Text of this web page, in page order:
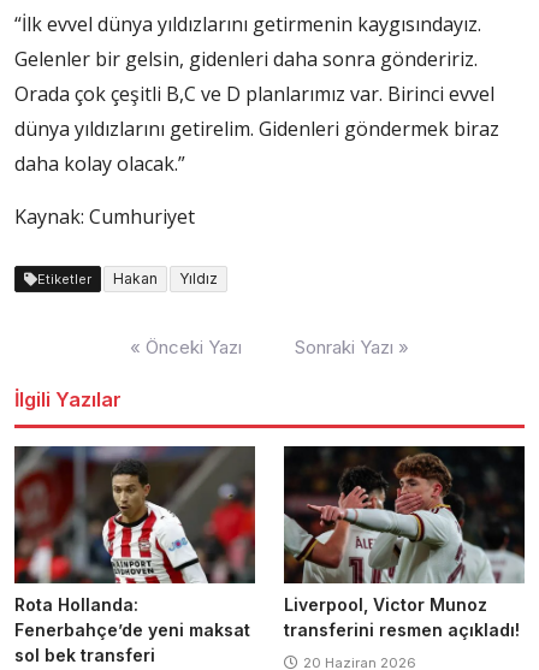
“İlk evvel dünya yıldızlarını getirmenin kaygısındayız.
Gelenler bir gelsin, gidenleri daha sonra göndeririz.
Orada çok çeşitli B,C ve D planlarımız var. Birinci evvel
dünya yıldızlarını getirelim. Gidenleri göndermek biraz
daha kolay olacak.”
Kaynak: Cumhuriyet
Etiketler Hakan Yıldız
« Önceki Yazı Sonraki Yazı »
İlgili Yazılar
Rota Hollanda:
Fenerbahçe’de yeni maksat
sol bek transferi
Liverpool, Victor Munoz
transferini resmen açıkladı!
20 Haziran 2026